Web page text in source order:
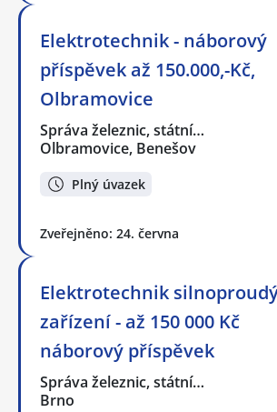
Elektrotechnik - náborový
příspěvek až 150.000,-Kč,
Olbramovice
Správa železnic, státní…
Olbramovice, Benešov
Plný úvazek
Zveřejněno: 24. června
Elektrotechnik
zařízení - až 150 000 Kč
náborový příspěvek
Správa železnic, státní…
Brno